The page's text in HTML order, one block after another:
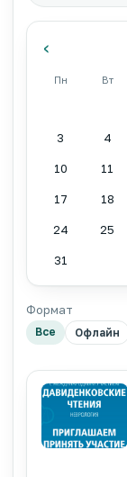
‹
Пн Вт
3 4
10 11
17 18
24 25
31
Формат
Все Офлайн